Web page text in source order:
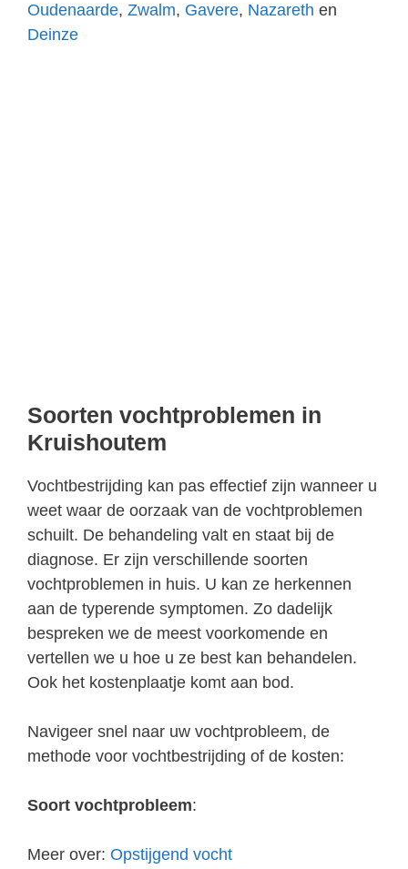
Oudenaarde, Zwalm, Gavere, Nazareth en
Deinze
Soorten vochtproblemen in
Kruishoutem
Vochtbestrijding kan pas effectief zijn wanneer u
weet waar de oorzaak van de vochtproblemen
schuilt. De behandeling valt en staat bij de
diagnose. Er zijn verschillende soorten
vochtproblemen in huis. U kan ze herkennen
aan de typerende symptomen. Zo dadelijk
bespreken we de meest voorkomende en
vertellen we u hoe u ze best kan behandelen.
Ook het kostenplaatje komt aan bod.
Navigeer snel naar uw vochtprobleem, de
methode voor vochtbestrijding of de kosten:
Soort vochtprobleem:
Meer over: Opstijgend vocht